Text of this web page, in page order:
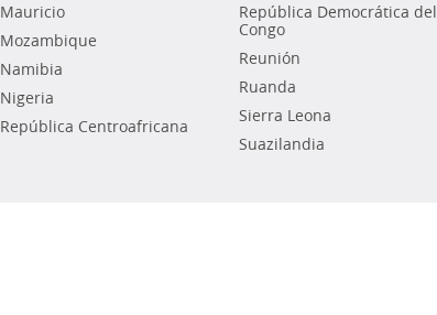
Mauricio
Mozambique
Namibia
Nigeria
República Centroafricana
República Democrática del
Congo
Reunión
Ruanda
Sierra Leona
Suazilandia